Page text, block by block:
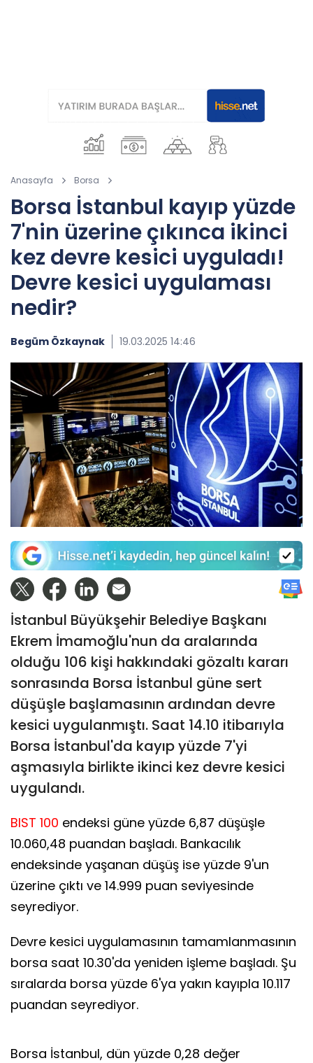
Anasayfa Borsa
Borsa İstanbul kayıp yüzde
7'nin üzerine çıkınca ikinci
kez devre kesici uyguladı!
Devre kesici uygulaması
nedir?
Begüm Özkaynak 19.03.2025 14:46
İstanbul Büyükşehir Belediye Başkanı
Ekrem İmamoğlu'nun da aralarında
olduğu 106 kişi hakkındaki gözaltı kararı
sonrasında Borsa İstanbul güne sert
düşüşle başlamasının ardından devre
kesici uygulanmıştı. Saat 14.10 itibarıyla
Borsa İstanbul'da kayıp yüzde 7'yi
aşmasıyla birlikte ikinci kez devre kesici
uygulandı.
BIST 100 endeksi güne yüzde 6,87 düşüşle
10.060,48 puandan başladı. Bankacılık
endeksinde yaşanan düşüş ise yüzde 9'un
üzerine çıktı ve 14.999 puan seviyesinde
seyrediyor.
Devre kesici uygulamasının tamamlanmasının
borsa saat 10.30'da yeniden işleme başladı. Şu
sıralarda borsa yüzde 6'ya yakın kayıpla 10.117
puandan seyrediyor.
Borsa İstanbul, dün yüzde 0,28 değer